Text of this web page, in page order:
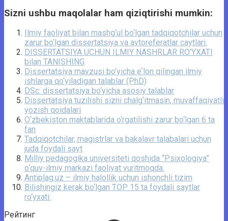
Sizni ushbu maqolalar ham qiziqtirishi mumkin:
Ilmiy faoliyat bilan mashg‘ul bo‘lgan tadqiqotchilar uchun
zarur bo‘lgan dissertatsiya va avtoreferatlar caytlari.
DISSERTATSIYA UCHUN ILMIY NASHRLAR RO’YXATI
bilan TANISHING
Dissertatsiya mavzusi bo‘yicha eʼlon qilingan ilmiy
ishlarga qo‘yiladigan talablar (PhD)
DSc: dissertatsiya bo‘yicha asosiy talablar
Dissertatsiya tuzilishi sizni chalg‘itmasin, muvaffaqiyatli
yozish qoidalari
O‘zbekiston maktablarida o‘rgatilishi zarur bo‘lgan 6 ta
fan
Tadqiqotchilar, magistrlar va bakalavr talabalari uchun
juda foydali sayt
Milliy pedagogika universiteti qoshida “Psixologiya”
o‘quv-ilmiy markazi faoliyat yuritmoqda.
Antiplag.uz – ilmiy halollik uchun ishonchli tizim
Bilishingiz kerak bo‘lgan TOP 15 ta foydali saytlar
ro‘yxati:
Рейтинг